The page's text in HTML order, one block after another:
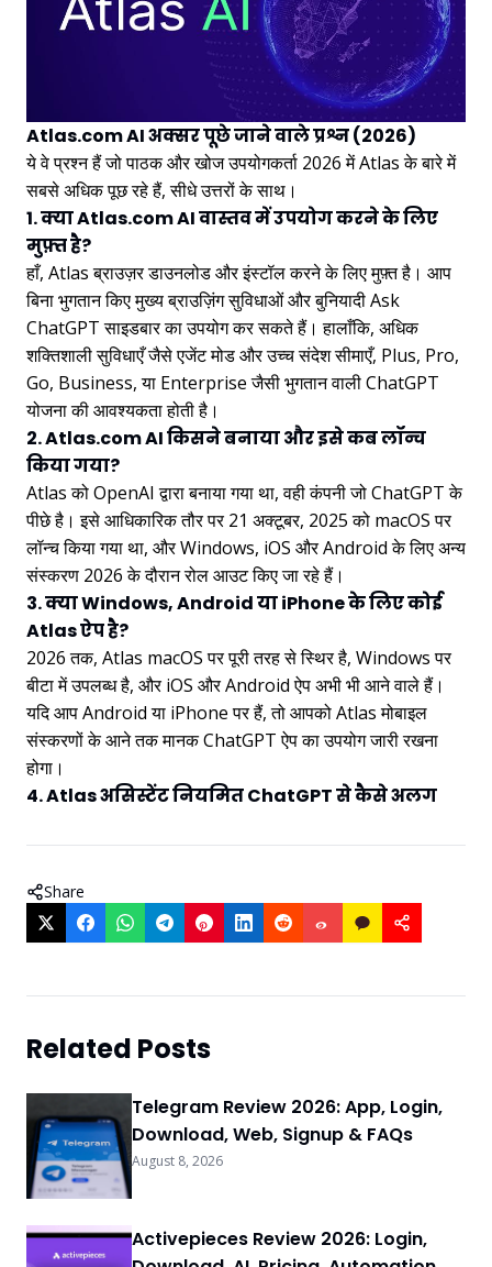
Atlas.com AI अक्सर पूछे जाने वाले प्रश्न (2026)
ये वे प्रश्न हैं जो पाठक और खोज उपयोगकर्ता 2026 में Atlas के बारे में
सबसे अधिक पूछ रहे हैं, सीधे उत्तरों के साथ।
1. क्या Atlas.com AI वास्तव में उपयोग करने के लिए
मुफ़्त है?
हाँ, Atlas ब्राउज़र डाउनलोड और इंस्टॉल करने के लिए मुफ़्त है। आप
बिना भुगतान किए मुख्य ब्राउज़िंग सुविधाओं और बुनियादी Ask
ChatGPT साइडबार का उपयोग कर सकते हैं। हालाँकि, अधिक
शक्तिशाली सुविधाएँ जैसे एजेंट मोड और उच्च संदेश सीमाएँ, Plus, Pro,
Go, Business, या Enterprise जैसी भुगतान वाली ChatGPT
योजना की आवश्यकता होती है।
2. Atlas.com AI किसने बनाया और इसे कब लॉन्च
किया गया?
Atlas को OpenAI द्वारा बनाया गया था, वही कंपनी जो ChatGPT के
पीछे है। इसे आधिकारिक तौर पर 21 अक्टूबर, 2025 को macOS पर
लॉन्च किया गया था, और Windows, iOS और Android के लिए अन्य
संस्करण 2026 के दौरान रोल आउट किए जा रहे हैं।
3. क्या Windows, Android या iPhone के लिए कोई
Atlas ऐप है?
2026 तक, Atlas macOS पर पूरी तरह से स्थिर है, Windows पर
बीटा में उपलब्ध है, और iOS और Android ऐप अभी भी आने वाले हैं।
यदि आप Android या iPhone पर हैं, तो आपको Atlas मोबाइल
संस्करणों के आने तक मानक ChatGPT ऐप का उपयोग जारी रखना
होगा।
4. Atlas असिस्टेंट नियमित ChatGPT से कैसे अलग
Share
Related Posts
Telegram Review 2026: App, Login,
Download, Web, Signup & FAQs
August 8, 2026
Activepieces Review 2026: Login,